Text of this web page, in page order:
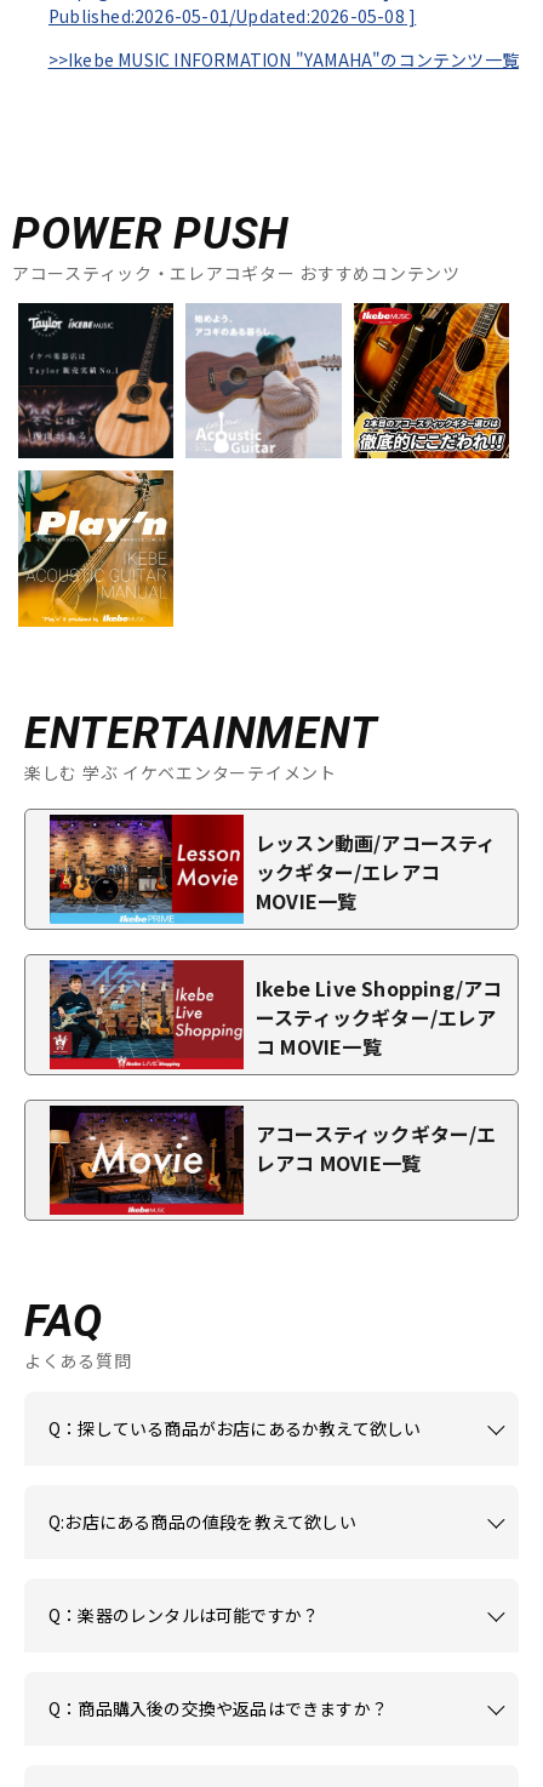
Published:2026-05-01/Updated:2026-05-08 ]
>>Ikebe MUSIC INFORMATION "YAMAHA"のコンテンツ一覧
POWER PUSH
アコースティック・エレアコギター おすすめコンテンツ
ENTERTAINMENT
楽しむ 学ぶ イケベエンターテイメント
レッスン動画/アコースティ
ックギター/エレアコ
MOVIE一覧
Ikebe Live Shopping/アコ
ースティックギター/エレア
コ MOVIE一覧
アコースティックギター/エ
レアコ MOVIE一覧
FAQ
よくある質問
Q：探している商品がお店にあるか教えて欲しい
Q:お店にある商品の値段を教えて欲しい
Q：楽器のレンタルは可能ですか？
Q：商品購入後の交換や返品はできますか？